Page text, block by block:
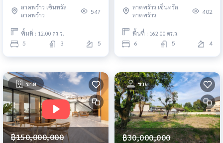
5 Bedrooms (FOR SALE)
TPM368
ลาดพร้าว เซ็นทรัล
ลาดพร้าว
547
พื้นที่ : 12.00 ตร.ว.
5 3 5
162 sq.w. Ladprao 18 (FOR SALE)
TPM367
ลาดพร้าว เซ็นทรัล
ลาดพร้าว
402
พื้นที่ : 162.00 ตร.ว.
6 5 4
ขาย
฿150,000,000
ขาย
฿30,000,000